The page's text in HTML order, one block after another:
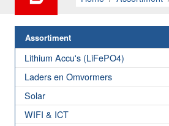
Assortiment
Lithium Accu's (LiFePO4)
Laders en Omvormers
Solar
WIFI & ICT